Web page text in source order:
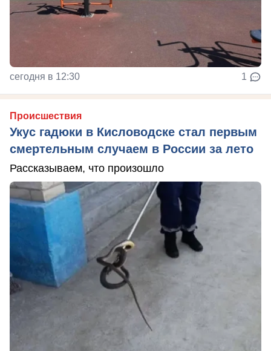
сегодня в 12:30 1
Происшествия
Укус гадюки в Кисловодске стал первым
смертельным случаем в России за лето
Рассказываем, что произошло